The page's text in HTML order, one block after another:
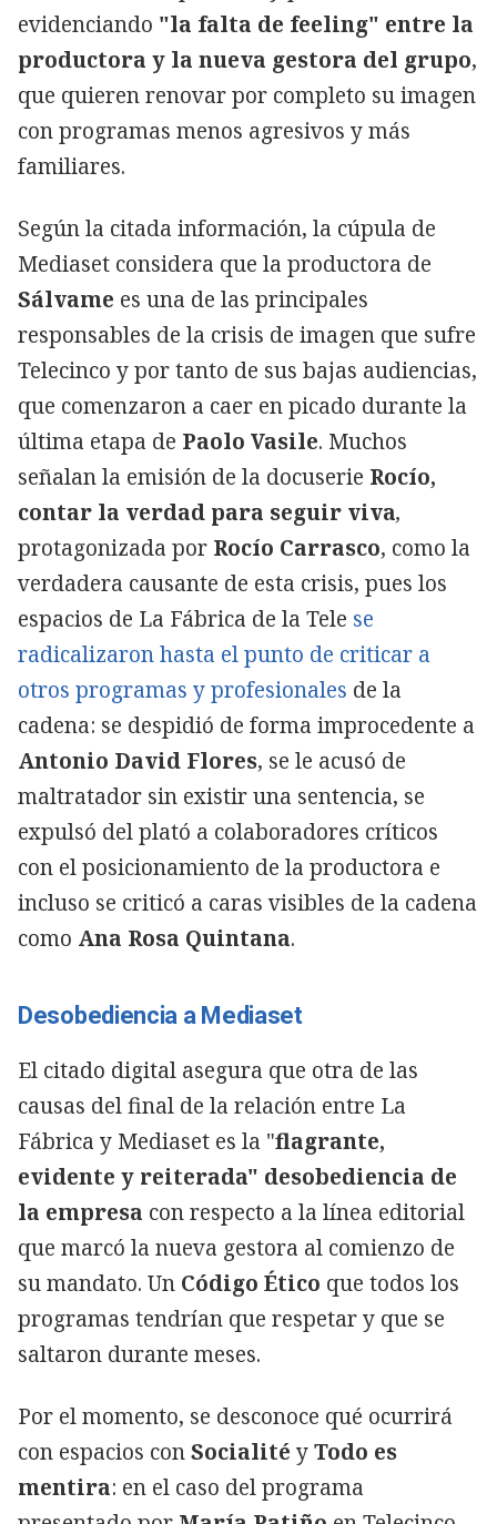
evidenciando "la falta de feeling" entre la
productora y la nueva gestora del grupo,
que quieren renovar por completo su imagen
con programas menos agresivos y más
familiares.
Según la citada información, la cúpula de
Mediaset considera que la productora de
Sálvame es una de las principales
responsables de la crisis de imagen que sufre
Telecinco y por tanto de sus bajas audiencias,
que comenzaron a caer en picado durante la
última etapa de Paolo Vasile. Muchos
señalan la emisión de la docuserie Rocío,
contar la verdad para seguir viva,
protagonizada por Rocío Carrasco, como la
verdadera causante de esta crisis, pues los
espacios de La Fábrica de la Tele se
radicalizaron hasta el punto de criticar a
otros programas y profesionales de la
cadena: se despidió de forma improcedente a
Antonio David Flores, se le acusó de
maltratador sin existir una sentencia, se
expulsó del plató a colaboradores críticos
con el posicionamiento de la productora e
incluso se criticó a caras visibles de la cadena
como Ana Rosa Quintana.
Desobediencia a Mediaset
El citado digital asegura que otra de las
causas del final de la relación entre La
Fábrica y Mediaset es la "flagrante,
evidente y reiterada" desobediencia de
la empresa con respecto a la línea editorial
que marcó la nueva gestora al comienzo de
su mandato. Un Código Ético que todos los
programas tendrían que respetar y que se
saltaron durante meses.
Por el momento, se desconoce qué ocurrirá
con espacios conSocialité yTodo es
mentira: en el caso del programa